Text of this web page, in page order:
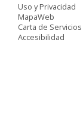
Uso y Privacidad
MapaWeb
Carta de Servicios
Accesibilidad